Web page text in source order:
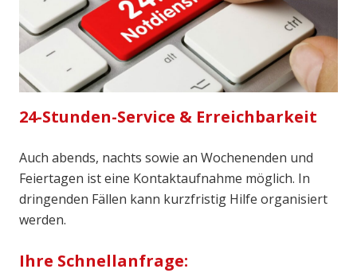
24-Stunden-Service & Erreichbarkeit
Auch abends, nachts sowie an Wochenenden und
Feiertagen ist eine Kontaktaufnahme möglich. In
dringenden Fällen kann kurzfristig Hilfe organisiert
werden.
Ihre Schnellanfrage: